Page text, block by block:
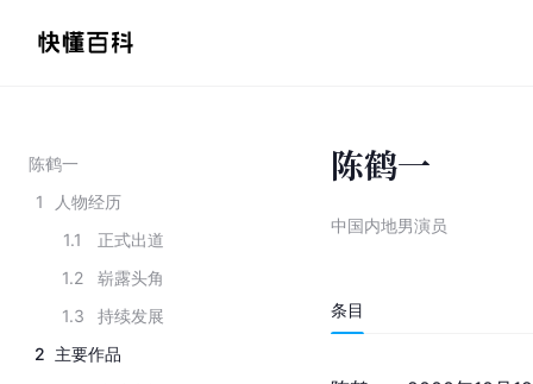
陈鹤一
1
人物经历
1.1
正式出道
1.2
崭露头角
1.3
持续发展
2 主要作品
陈鹤一
中国内地男演员
条目